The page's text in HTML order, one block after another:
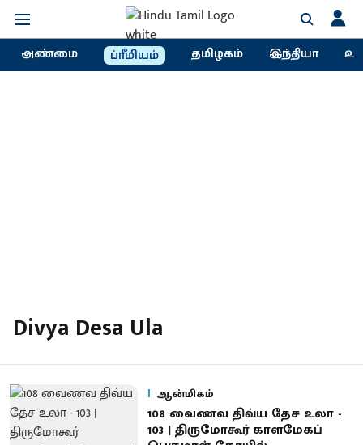
அண்மை ப்ரீமியம் தமிழகம் இந்தியா
Divya Desa Ula
ஆன்மிகம்
108 வைணவ திவ்ய தேச உலா -
103 | திருமோகூர் காளமேகப்